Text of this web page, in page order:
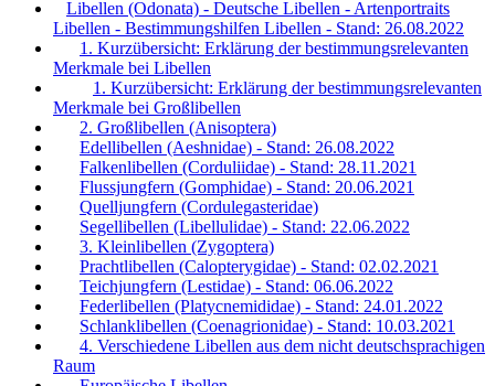
Libellen (Odonata) - Deutsche Libellen - Artenportraits
Libellen - Bestimmungshilfen Libellen - Stand: 26.08.2022
1. Kurzübersicht: Erklärung der bestimmungsrelevanten
Merkmale bei Libellen
1. Kurzübersicht: Erklärung der bestimmungsrelevanten
Merkmale bei Großlibellen
2. Großlibellen (Anisoptera)
Edellibellen (Aeshnidae) - Stand: 26.08.2022
Falkenlibellen (Corduliidae) - Stand: 28.11.2021
Flussjungfern (Gomphidae) - Stand: 20.06.2021
Quelljungfern (Cordulegasteridae)
Segellibellen (Libellulidae) - Stand: 22.06.2022
3. Kleinlibellen (Zygoptera)
Prachtlibellen (Calopterygidae) - Stand: 02.02.2021
Teichjungfern (Lestidae) - Stand: 06.06.2022
Federlibellen (Platycnemididae) - Stand: 24.01.2022
Schlanklibellen (Coenagrionidae) - Stand: 10.03.2021
4. Verschiedene Libellen aus dem nicht deutschsprachigen
Raum